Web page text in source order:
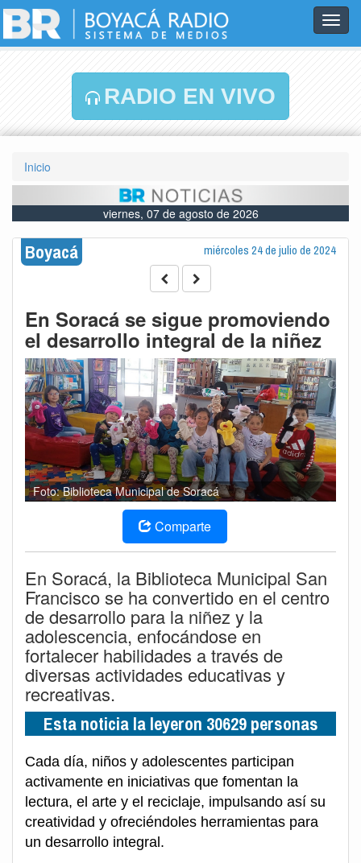
RADIO EN VIVO
Inicio
viernes, 07 de agosto de 2026
Boyacá miércoles 24 de julio de 2024
En Soracá se sigue promoviendo
el desarrollo integral de la niñez
Foto: Biblioteca Municipal de Soracá
Comparte
En Soracá, la Biblioteca Municipal San
Francisco se ha convertido en el centro
de desarrollo para la niñez y la
adolescencia, enfocándose en
fortalecer habilidades a través de
diversas actividades educativas y
recreativas.
Esta noticia la leyeron 30629 personas
Cada día, niños y adolescentes participan
activamente en iniciativas que fomentan la
lectura, el arte y el reciclaje, impulsando así su
creatividad y ofreciéndoles herramientas para
un desarrollo integral.